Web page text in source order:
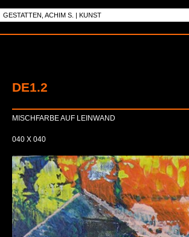
GESTATTEN, ACHIM S. | KUNST
DE1.2
MISCHFARBE AUF LEINWAND
040 X 040